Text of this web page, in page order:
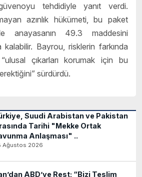
tehdidiyle yanıt verdi.
azınlık hükümeti, bu paket
anayasanın 49.3 maddesini
Bayrou, risklerin farkında
çıkarları korumak için bu
sürdürdü.
Suudi Arabistan ve Pakistan
Tarihi "Mekke Ortak
Anlaşması" ..
Ağustos 2026
ABD’ye Rest: “Bizi Teslim